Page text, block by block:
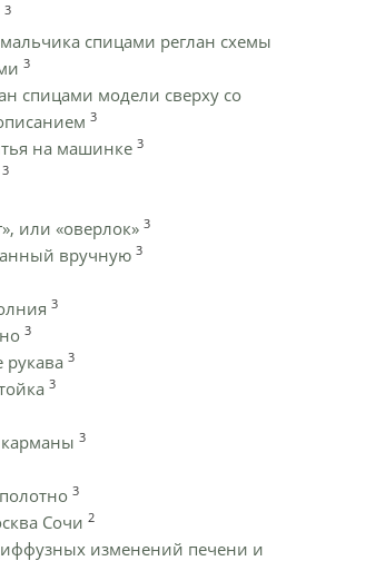
3
спицами реглан схемы
3
спицами модели сверху со
3
на машинке 3
3
или «оверлок» 3
вручную 3
3
3
рукава 3
3
3
3
Сочи 2
изменений печени и